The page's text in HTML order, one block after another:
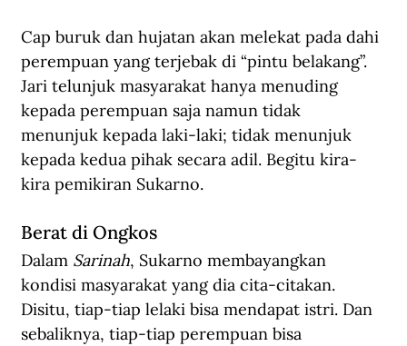
Cap buruk dan hujatan akan melekat pada dahi
perempuan yang terjebak di “pintu belakang”.
Jari telunjuk masyarakat hanya menuding
kepada perempuan saja namun tidak
menunjuk kepada laki-laki; tidak menunjuk
kepada kedua pihak secara adil. Begitu kira-
kira pemikiran Sukarno.
Berat di Ongkos
Dalam Sarinah, Sukarno membayangkan
kondisi masyarakat yang dia cita-citakan.
Disitu, tiap-tiap lelaki bisa mendapat istri. Dan
sebaliknya, tiap-tiap perempuan bisa